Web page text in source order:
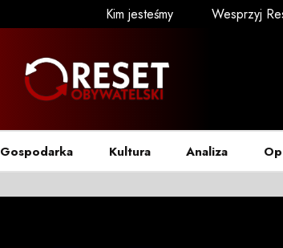
Kim jesteśmy Wesprzyj
Gospodarka Kultura Analiza